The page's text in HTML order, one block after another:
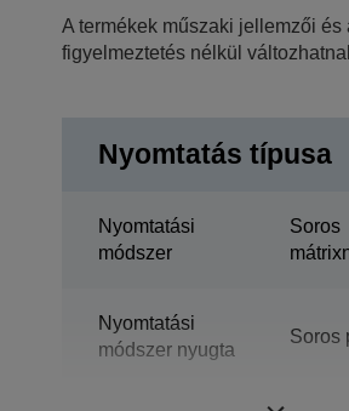
A termékek műszaki jellemzői és
figyelmeztetés nélkül
Nyomtatás típusa
Nyomtatási
módszer
Soros
Nyomtatási
módszer nyugta
Soros